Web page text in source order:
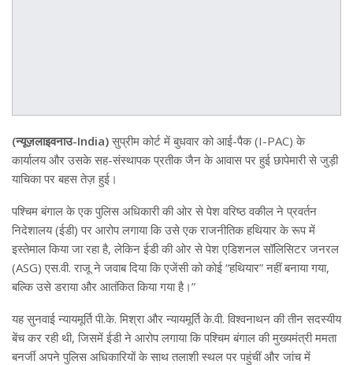
(न्यूज़लाइवनाउ-India)सुप्रीम कोर्ट में बुधवार को आई-पैक (I-PAC) के
कार्यालय और उसके सह-संस्थापक प्रतीक जैन के आवास पर हुई छापेमारी से जुड़ी
याचिका पर बहस तेज़ हुई।
पश्चिम बंगाल के एक पुलिस अधिकारी की ओर से पेश वरिष्ठ वकील ने प्रवर्तन
निदेशालय (ईडी) पर आरोप लगाया कि उसे एक राजनीतिक हथियार के रूप में
इस्तेमाल किया जा रहा है, लेकिन ईडी की ओर से पेश एडिशनल सॉलिसिटर जनरल
(ASG) एस.वी. राजू ने जवाब दिया कि एजेंसी को कोई “हथियार” नहीं बनाया गया,
बल्कि उसे डराया और आतंकित किया गया है।”
यह सुनवाई न्यायमूर्ति पी.के. मिश्रा और न्यायमूर्ति के.वी. विश्वनाथन की तीन सदस्यीय
बेंच कर रही थी, जिसमें ईडी ने आरोप लगाया कि पश्चिम बंगाल की मुख्यमंत्री ममता
बनर्जी अपने पुलिस अधिकारियों के साथ तलाशी स्थल पर पहुंचीं और जांच में